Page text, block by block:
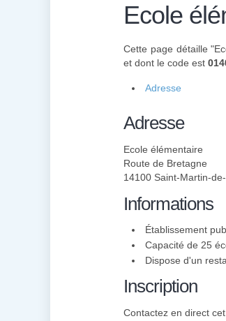
Ecole
Cette page détaille
et dont le code est
Adresse
Adresse
Ecole élémentaire
Route de Bretagne
14100 Saint-Martin-
Informations
Établissement
Capacité de 25
Dispose d'un
Inscription
Contactez en direct